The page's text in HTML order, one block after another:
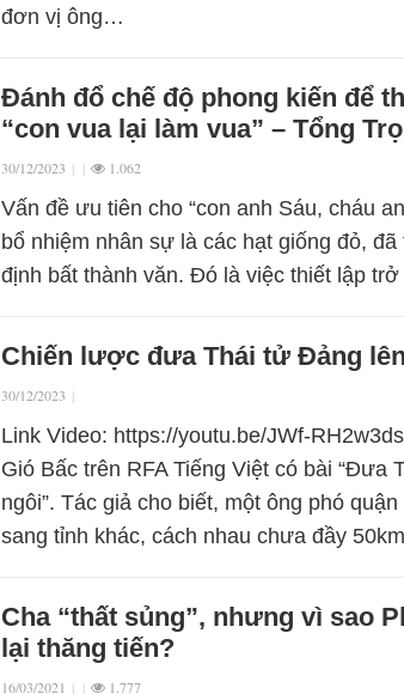
đơn vị ông…
Đánh đổ chế độ phong kiến để
“con vua lại làm vua” – Tổng
30/12/2023 | | 1.062
Vấn đề ưu tiên cho “con anh Sáu, cháu
bổ nhiệm nhân sự là các hạt giống đỏ,
định bất thành văn. Đó là việc thiết lập
Chiến lược đưa Thái tử Đảng
30/12/2023 |
Link Video: https://youtu.be/JWf-
Gió Bấc trên RFA Tiếng Việt có bài “Đưa
ngôi”. Tác giả cho biết, một ông phó
sang tỉnh khác, cách nhau chưa đầy
Cha “thất sủng”, nhưng vì sao
lại thăng tiến?
16/03/2021 | | 1.777